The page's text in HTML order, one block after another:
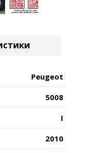
Peugeot
5008
I
2010